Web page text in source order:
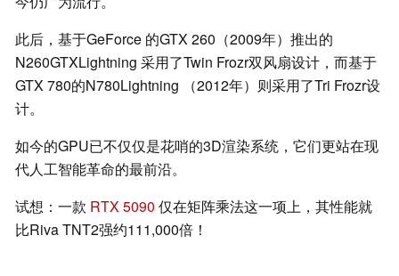
此后，基于GeForce 的GTX 260（2009年）推出的
N260GTXLightning 采用了Twin Frozr双风扇设计，而基于
GTX 780的N780Lightning （2012年）则采用了Tri Frozr设
计。
如今的GPU已不仅仅是花哨的3D渲染系统，它们更站在现
代人工智能革命的最前沿。
试想：一款 RTX 5090 仅在矩阵乘法这一项上，其性能就
比Riva TNT2强约111,000倍！